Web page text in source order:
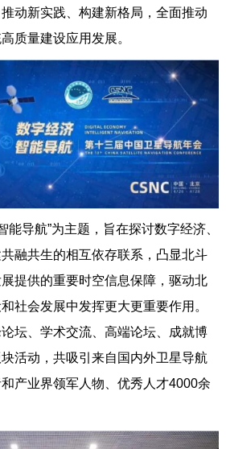
动新实践、构建新格局，全面推动
质量建设应用发展。
能导航”为主题，旨在探讨数字经济、
融共生的相互依存联系，凸显北斗
提供的重要时空信息保障，驱动北
社会发展中发挥更大更重要作用。
坛、学术交流、高端论坛、成就博
活动，共吸引来自国内外卫星导航
产业界领军人物、优秀人才4000余